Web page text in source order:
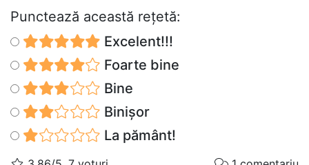
Punctează această reţetă:
Excelent!!!
Foarte bine
Bine
Binișor
La pământ!